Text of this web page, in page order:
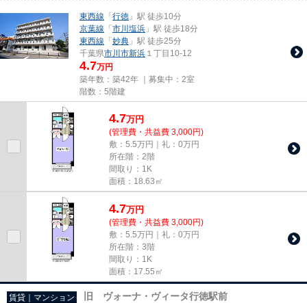
東西線 「行徳 」駅 徒歩10分
京葉線 「市川塩浜 」駅 徒歩18分
東西線 「妙典 」駅 徒歩25分
千葉県市川市新浜 １丁目10-12
4.7万円
築年数：築42年 ｜募集中： 2室
階数：5階建
4.7万円
(管理費・共益費 3,000円)
敷：5.5万円｜礼：0万円
所在階：2階
間取り：1K
面積：18.63㎡
4.7万円
(管理費・共益費 3,000円)
敷：5.5万円｜礼：0万円
所在階：3階
間取り：1K
面積：17.55㎡
賃貸｜マンション 旧 ヴォーナ・ヴィータ行徳駅前